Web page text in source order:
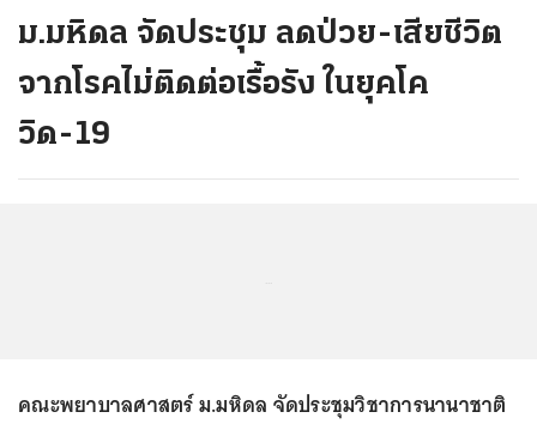
ม.มหิดล จัดประชุม ลดป่วย-เสียชีวิต
จากโรคไม่ติดต่อเรื้อรัง ในยุคโค
วิด-19
คณะพยาบาลศาสตร์ ม.มหิดล จัดประชุมวิชาการนานาชาติ